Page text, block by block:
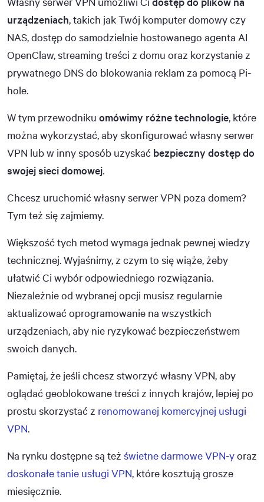
urządzeniach, takich jak Twój komputer domowy czy
NAS, dostęp do samodzielnie hostowanego agenta AI
OpenClaw, streaming treści z domu oraz korzystanie z
prywatnego DNS do blokowania reklam za pomocą Pi-
hole.
W tym przewodniku omówimy różne technologie, które
można wykorzystać, aby skonfigurować własny serwer
VPN lub w inny sposób uzyskać bezpieczny dostęp do
swojej sieci domowej.
Chcesz uruchomić własny serwer VPN poza domem?
Tym też się zajmiemy.
Większość tych metod wymaga jednak pewnej wiedzy
technicznej. Wyjaśnimy, z czym to się wiąże, żeby
ułatwić Ci wybór odpowiedniego rozwiązania.
Niezależnie od wybranej opcji musisz regularnie
aktualizować oprogramowanie na wszystkich
urządzeniach, aby nie ryzykować bezpieczeństwem
swoich danych.
Pamiętaj, że jeśli chcesz stworzyć własny VPN, aby
oglądać geoblokowane treści z innych krajów, lepiej po
prostu skorzystać z renomowanej komercyjnej usługi
VPN.
Na rynku dostępne są też świetne darmowe VPN-yoraz
doskonałe tanie usługi VPN, które kosztują grosze
miesięcznie.